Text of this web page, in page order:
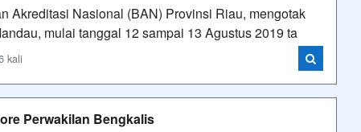
Akreditasi Nasional (BAN) Provinsi Riau, mengotak
mulai tanggal 12 sampai 13 Agustus 2019 ta
kali
Perwakilan Bengkalis